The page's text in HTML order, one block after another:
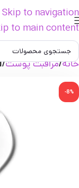
Skip to navigation
to main content
خانه مراقبت پوست
-8%